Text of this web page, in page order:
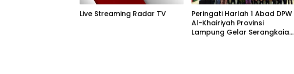
Live Streaming Radar TV
Peringati Harlah 1 Abad DPW
Al-Khairiyah Provinsi
Lampung Gelar Serangkaian